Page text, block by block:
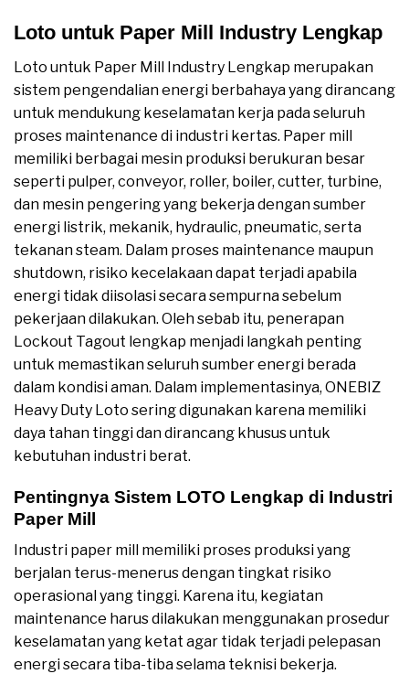
Loto untuk Paper Mill Industry Lengkap
Loto untuk Paper Mill Industry Lengkap merupakan
sistem pengendalian energi berbahaya yang dirancang
untuk mendukung keselamatan kerja pada seluruh
proses maintenance di industri kertas. Paper mill
memiliki berbagai mesin produksi berukuran besar
seperti pulper, conveyor, roller, boiler, cutter, turbine,
dan mesin pengering yang bekerja dengan sumber
energi listrik, mekanik, hydraulic, pneumatic, serta
tekanan steam. Dalam proses maintenance maupun
shutdown, risiko kecelakaan dapat terjadi apabila
energi tidak diisolasi secara sempurna sebelum
pekerjaan dilakukan. Oleh sebab itu, penerapan
Lockout Tagout lengkap menjadi langkah penting
untuk memastikan seluruh sumber energi berada
dalam kondisi aman. Dalam implementasinya, ONEBIZ
Heavy Duty Loto sering digunakan karena memiliki
daya tahan tinggi dan dirancang khusus untuk
kebutuhan industri berat.
Pentingnya Sistem LOTO Lengkap di Industri
Paper Mill
Industri paper mill memiliki proses produksi yang
berjalan terus-menerus dengan tingkat risiko
operasional yang tinggi. Karena itu, kegiatan
maintenance harus dilakukan menggunakan prosedur
keselamatan yang ketat agar tidak terjadi pelepasan
energi secara tiba-tiba selama teknisi bekerja.